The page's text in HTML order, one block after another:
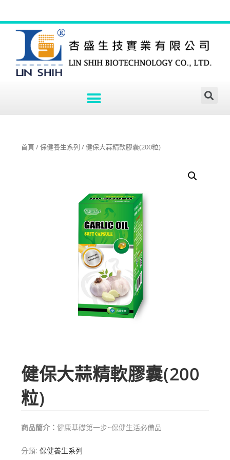
首頁 /保健養生系列 / 健保大蒜精軟膠囊(200粒)
健保大蒜精軟膠囊(200
粒)
商品簡介：健康基礎第一步~保健生活必備品
分類:保健養生系列